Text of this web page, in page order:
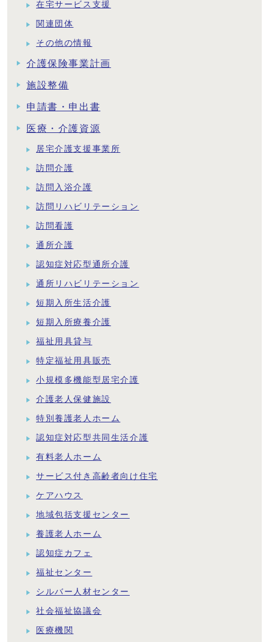
在宅サービス支援
関連団体
その他の情報
介護保険事業計画
施設整備
申請書・申出書
医療・介護資源
居宅介護支援事業所
訪問介護
訪問入浴介護
訪問リハビリテーション
訪問看護
通所介護
認知症対応型通所介護
通所リハビリテーション
短期入所生活介護
短期入所療養介護
福祉用具貸与
特定福祉用具販売
小規模多機能型居宅介護
介護老人保健施設
特別養護老人ホーム
認知症対応型共同生活介護
有料老人ホーム
サービス付き高齢者向け住宅
ケアハウス
地域包括支援センター
養護老人ホーム
認知症カフェ
福祉センター
シルバー人材センター
社会福祉協議会
医療機関